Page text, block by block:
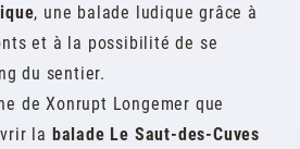
, une balade ludique grâce à
et à la possibilité de se
du sentier.
de Xonrupt Longemer que
la balade Le Saut-des-Cuves